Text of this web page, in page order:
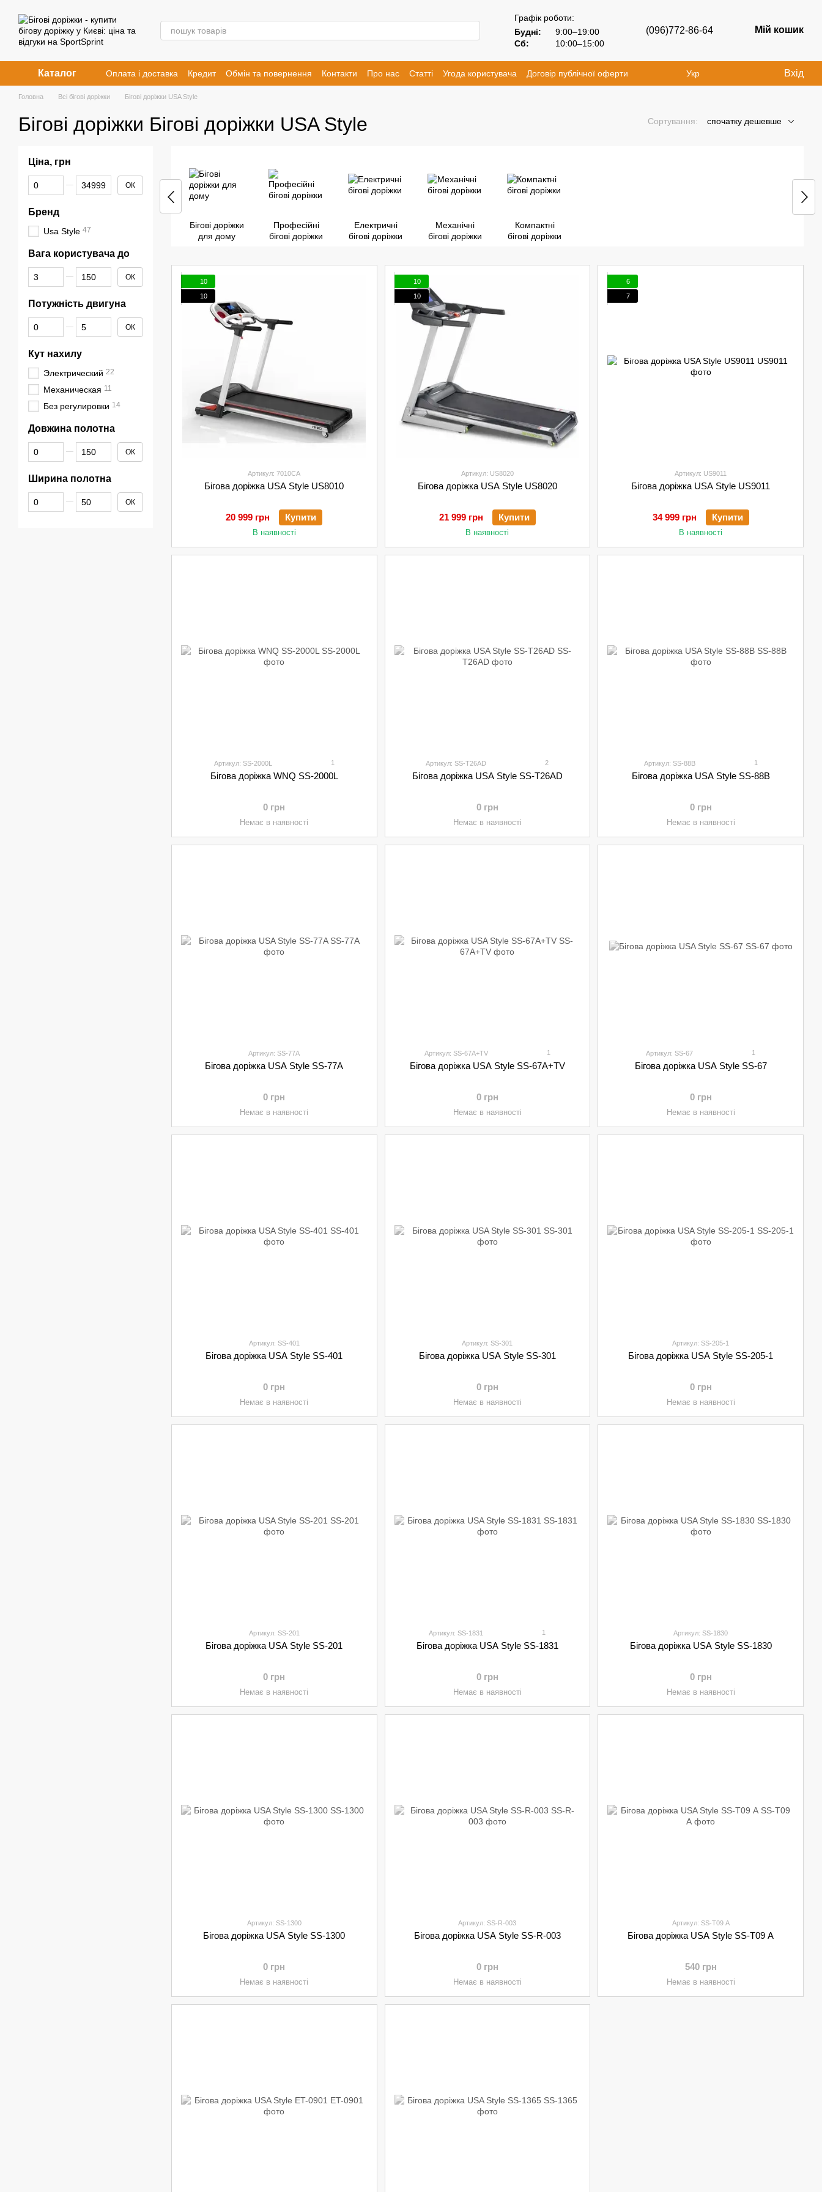
Графік роботи:
Будні:
9:00–19:00
Сб:
10:00–15:00
(096)772-86-64 Мій кошик
Каталог Оплата і доставка Кредит Обмін та повернення Контакти Про нас Статті Угода користувача Договір публічної оферти Укр Вхід
Головна Всі бігові доріжки Бігові доріжки USA Style
Бігові доріжки Бігові доріжки USA Style Сортування: спочатку дешевше
Бігові доріжки
для дому
Професійні
бігові доріжки
Електричні
бігові доріжки
Механічні
бігові доріжки
Компактні
бігові доріжки
10
10
Артикул: 7010CA
Бігова доріжка USA Style US8010
20 999 грн Купити
В наявності
10
10
Артикул: US8020
Бігова доріжка USA Style US8020
21 999 грн Купити
В наявності
6
7
Артикул: US9011
Бігова доріжка USA Style US9011
34 999 грн Купити
В наявності
Артикул: SS-2000L 1
Бігова доріжка WNQ SS-2000L
0 грн
Немає в наявності
Артикул: SS-T26AD 2
Бігова доріжка USA Style SS-T26AD
0 грн
Немає в наявності
Артикул: SS-88B 1
Бігова доріжка USA Style SS-88B
0 грн
Немає в наявності
Артикул: SS-77A
Бігова доріжка USA Style SS-77A
0 грн
Немає в наявності
Артикул: SS-67A+TV 1
Бігова доріжка USA Style SS-67A+TV
0 грн
Немає в наявності
Артикул: SS-67 1
Бігова доріжка USA Style SS-67
0 грн
Немає в наявності
Артикул: SS-401
Бігова доріжка USA Style SS-401
0 грн
Немає в наявності
Артикул: SS-301
Бігова доріжка USA Style SS-301
0 грн
Немає в наявності
Артикул: SS-205-1
Бігова доріжка USA Style SS-205-1
0 грн
Немає в наявності
Артикул: SS-201
Бігова доріжка USA Style SS-201
0 грн
Немає в наявності
Артикул: SS-1831 1
Бігова доріжка USA Style SS-1831
0 грн
Немає в наявності
Артикул: SS-1830
Бігова доріжка USA Style SS-1830
0 грн
Немає в наявності
Артикул: SS-1300
Бігова доріжка USA Style SS-1300
0 грн
Немає в наявності
Артикул: SS-R-003
Бігова доріжка USA Style SS-R-003
0 грн
Немає в наявності
Артикул: SS-Т09 А
Бігова доріжка USA Style SS-Т09 А
540 грн
Немає в наявності
Ціна, грн
От Ціна, грн
До Ціна, грн ОК
Бренд
Usa Style 47
Вага користувача до
От Вага користувача до
До Вага користувача до ОК
Потужність двигуна
От Потужність двигуна
До Потужність двигуна ОК
Кут нахилу
Электрический 22
Механическая 11
Без регулировки 14
Довжина полотна
От Довжина полотна
До Довжина полотна ОК
Ширина полотна
От Ширина полотна
До Ширина полотна ОК